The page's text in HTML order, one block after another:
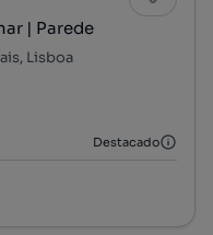
| Parede
Lisboa
Destacado